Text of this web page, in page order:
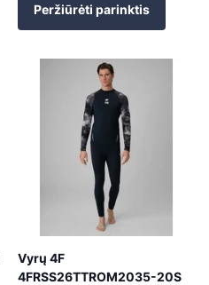
Peržiūrėti parinktis
Vyrų 4F
4FRSS26TTROM2035-20S